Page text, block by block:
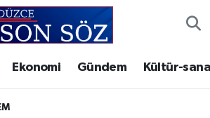
Ekonomi Gündem Kültür-
Durumu